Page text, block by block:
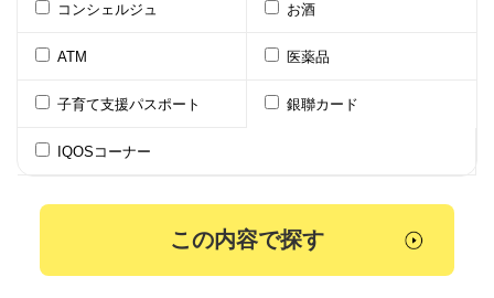
コンシェルジュ お酒
ATM 医薬品
子育て支援パスポート 銀聯カード
IQOSコーナー